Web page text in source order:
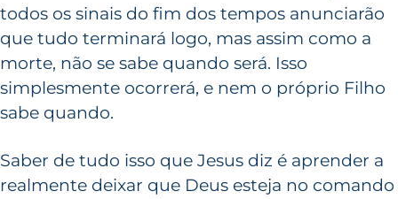
todos os sinais do fim dos tempos anunciarão
que tudo terminará logo, mas assim como a
morte, não se sabe quando será. Isso
simplesmente ocorrerá, e nem o próprio Filho
sabe quando.
Saber de tudo isso que Jesus diz é aprender a
realmente deixar que Deus esteja no comando